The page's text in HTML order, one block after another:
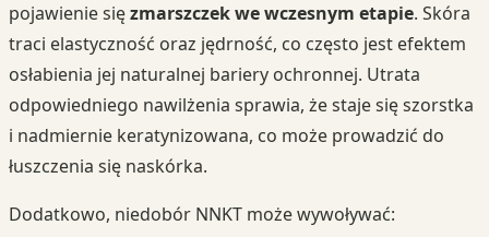
pojawienie sięzmarszczek we wczesnym etapie. Skóra
traci elastyczność oraz jędrność, co często jest efektem
osłabienia jej naturalnej bariery ochronnej. Utrata
odpowiedniego nawilżenia sprawia, że staje się szorstka
i nadmiernie keratynizowana, co może prowadzić do
łuszczenia się naskórka.
Dodatkowo, niedobór NNKT może wywoływać: